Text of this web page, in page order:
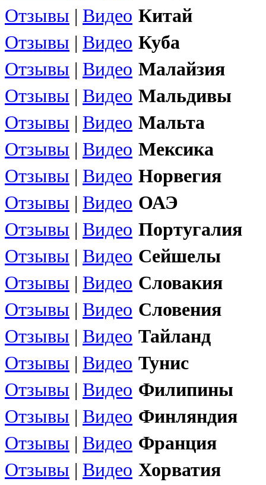
Отзывы | Видео Китай
Отзывы | Видео Куба
Отзывы | Видео Малайзия
Отзывы | Видео Мальдивы
Отзывы | Видео Мальта
Отзывы | Видео Мексика
Отзывы | Видео Норвегия
Отзывы | Видео ОАЭ
Отзывы | Видео Португалия
Отзывы | Видео Сейшелы
Отзывы | Видео Словакия
Отзывы | Видео Словения
Отзывы | Видео Тайланд
Отзывы | Видео Тунис
Отзывы | Видео Филипины
Отзывы | Видео Финляндия
Отзывы | Видео Франция
Отзывы | Видео Хорватия